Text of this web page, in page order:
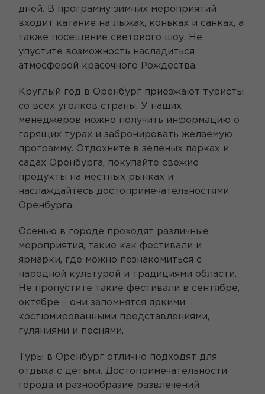
дней. В программу зимних мероприятий
входит катание на лыжах, коньках и санках, а
также посещение светового шоу. Не
упустите возможность насладиться
атмосферой красочного Рождества.
Круглый год в Оренбург приезжают туристы
со всех уголков страны. У наших
менеджеров можно получить информацию о
горящих турах и забронировать желаемую
программу. Отдохните в зеленых парках и
садах Оренбурга, покупайте свежие
продукты на местных рынках и
наслаждайтесь достопримечательностями
Оренбурга.
Осенью в городе проходят различные
мероприятия, такие как фестивали и
ярмарки, где можно познакомиться с
народной культурой и традициями области.
Не пропустите такие фестивали в сентябре,
октябре – они запомнятся яркими
костюмированными представлениями,
гуляниями и песнями.
Туры в Оренбург отлично подходят для
отдыха с детьми. Достопримечательности
города и разнообразие развлечений